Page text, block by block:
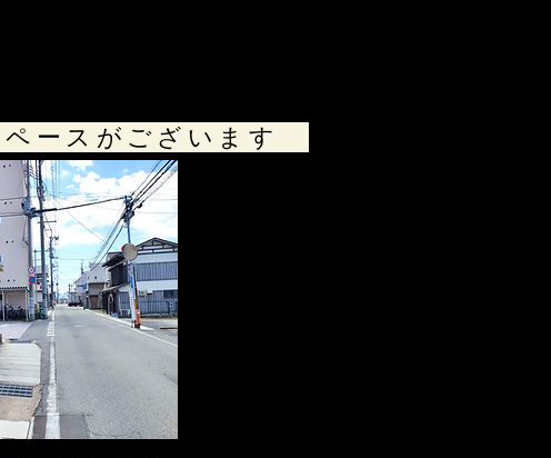
ペースがございます